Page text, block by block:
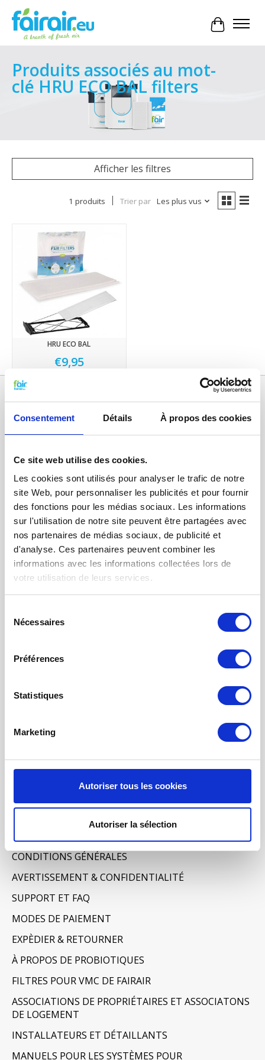
Consentement Détails À propos des cookies
Ce site web utilise des cookies.
Les cookies sont utilisés pour analyser le trafic de notre
site Web, pour personnaliser les publicités et pour fournir
des fonctions pour les médias sociaux. Les informations
sur l'utilisation de notre site peuvent être partagées avec
nos partenaires de médias sociaux, de publicité et
d'analyse. Ces partenaires peuvent combiner les
informations avec les informations collectées lors de
votre utilisation de leurs services.
Nécessaires
Préférences
Statistiques
Marketing
Autoriser tous les cookies
Autoriser la sélection
Panier
Produits associés au mot-
clé HRU ECO BAL filters
Afficher les filtres
1 produits Trier par Les plus vus
HRU ECO BAL
€9,95
Catégories
FILTRES VMC DOUBLE FLUX
FILTRE À AIR POUR CHAUFFAGE
TISSUS FILTRANTS ET MATS
FILTRES À POCHES
NETTOYAGE PROBIOTIQUE
MONITEUR DE QUALITÉ DE L’AIR INTÉRIEUR - UHOO
Mon compte
Mes commandes
CONDITIONS GÉNÉRALES
AVERTISSEMENT & CONFIDENTIALITÉ
SUPPORT ET FAQ
MODES DE PAIEMENT
EXPÈDIER & RETOURNER
À PROPOS DE PROBIOTIQUES
FILTRES POUR VMC DE FAIRAIR
ASSOCIATIONS DE PROPRIÉTAIRES ET ASSOCIATONS
DE LOGEMENT
INSTALLATEURS ET DÉTAILLANTS
MANUELS POUR LES SYSTÈMES POUR